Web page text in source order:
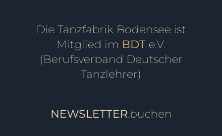
Die Tanzfabrik Bodensee ist
Mitglied im BDT e.V.
(Berufsverband Deutscher
Tanzlehrer)
NEWSLETTER.buchen